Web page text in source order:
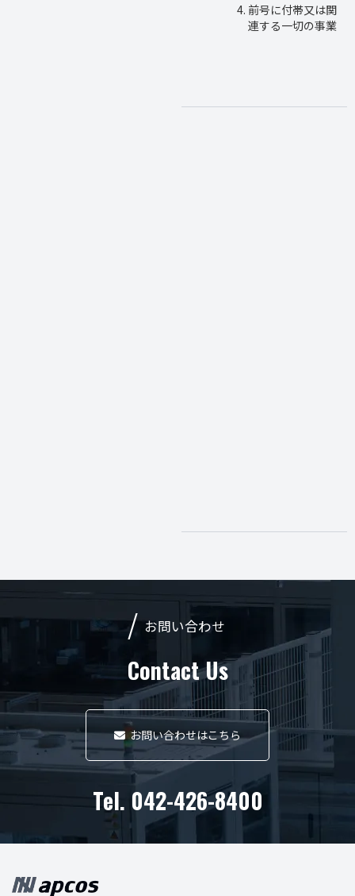
前号に付帯又は関
連する一切の事業
お問い合わせ
Contact Us
お問い合わせはこちら
Tel. 042-426-8400